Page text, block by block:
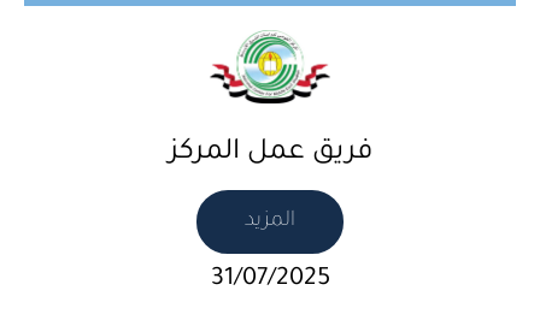
فريق عمل المركز
المزيد
31/07/2025